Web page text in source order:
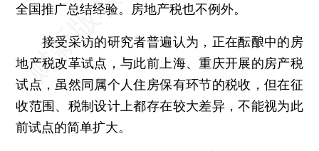
全国推广总结经验。房地产税也不例外。
接受采访的研究者普遍认为，正在酝酿中的房
地产税改革试点，与此前上海、重庆开展的房产税
试点，虽然同属个人住房保有环节的税收，但在征
收范围、税制设计上都存在较大差异，不能视为此
前试点的简单扩大。